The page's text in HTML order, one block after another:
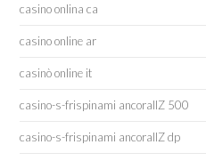
casino onlina ca
casino online ar
casinò online it
casino-s-frispinami ancorallZ 500
casino-s-frispinami ancorallZ dp